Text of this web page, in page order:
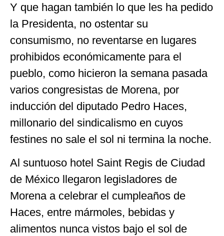
Y que hagan también lo que les ha pedido
la Presidenta, no ostentar su
consumismo, no reventarse en lugares
prohibidos económicamente para el
pueblo, como hicieron la semana pasada
varios congresistas de Morena, por
inducción del diputado Pedro Haces,
millonario del sindicalismo en cuyos
festines no sale el sol ni termina la noche.
Al suntuoso hotel Saint Regis de Ciudad
de México llegaron legisladores de
Morena a celebrar el cumpleaños de
Haces, entre mármoles, bebidas y
alimentos nunca vistos bajo el sol de